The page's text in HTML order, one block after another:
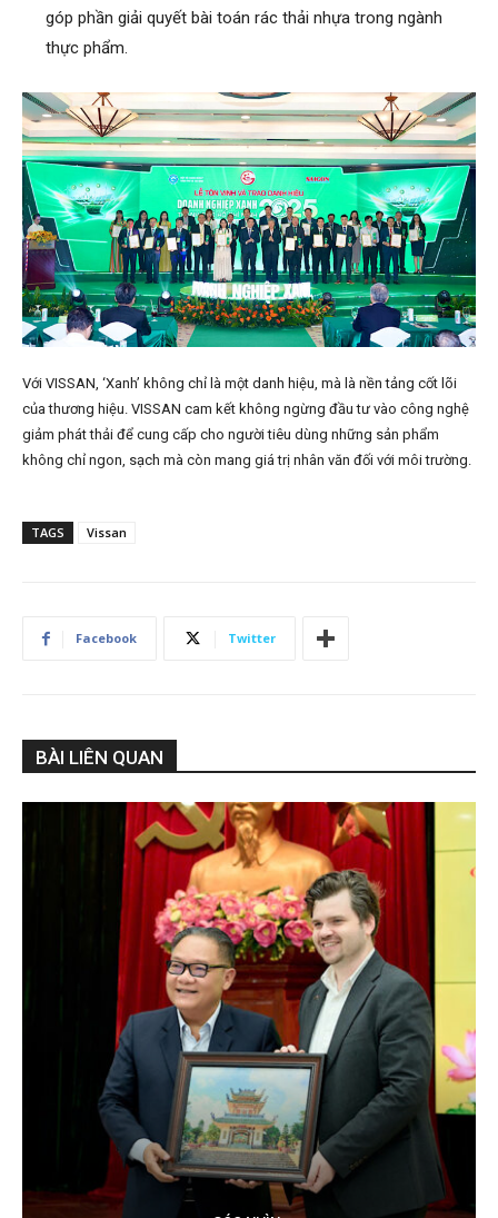
góp phần giải quyết bài toán rác thải nhựa trong ngành
thực phẩm.
Với VISSAN, ‘Xanh’ không chỉ là một danh hiệu, mà là nền tảng cốt lõi
của thương hiệu. VISSAN cam kết không ngừng đầu tư vào công nghệ
giảm phát thải để cung cấp cho người tiêu dùng những sản phẩm
không chỉ ngon, sạch mà còn mang giá trị nhân văn đối với môi trường.
TAGS Vissan
Facebook Twitter
BÀI LIÊN QUAN